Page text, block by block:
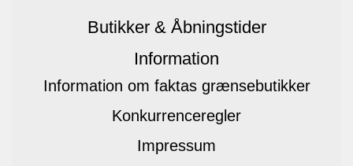
Butikker & Åbningstider
Information
Information om faktas grænsebutikker
Konkurrenceregler
Impressum